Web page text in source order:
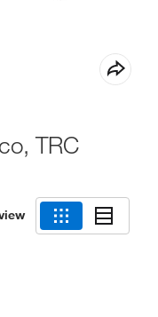
TRC